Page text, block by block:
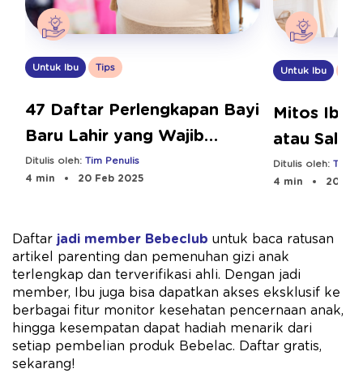
Untuk Ibu Tips
47 Daftar Perlengkapan Bayi
Baru Lahir yang Wajib
Disiapkan
Ditulis oleh: Tim Penulis
4 min
20 Feb 2025
Untuk Ibu
Mitos Ibu
atau
Ditulis oleh: Tim
4 min
20
Daftar jadi member Bebeclub untuk baca ratusan
artikel parenting dan pemenuhan gizi anak
terlengkap dan terverifikasi ahli. Dengan jadi
member, Ibu juga bisa dapatkan akses eksklusif ke
berbagai fitur monitor kesehatan pencernaan anak,
hingga kesempatan dapat hadiah menarik dari
setiap pembelian produk Bebelac. Daftar gratis,
sekarang!